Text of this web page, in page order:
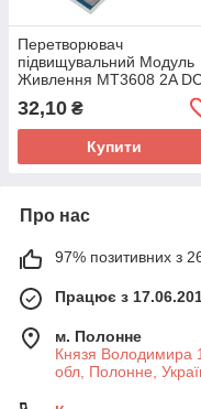
Перетворювач
підвищувальний Модуль
Живлення MT3608 2A
32,10 ₴
Купити
Про нас
97% позитивних з
Працює з
м. Полонне
Князя Володимира
обл, Полонне,